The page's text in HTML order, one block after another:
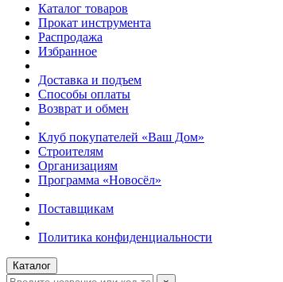
Каталог товаров
Прокат инструмента
Распродажа
Избранное
Доставка и подъем
Способы оплаты
Возврат и обмен
Клуб покупателей «Ваш Дом»
Строителям
Организациям
Программа «Новосёл»
Поставщикам
Политика конфиденциальности
Каталог